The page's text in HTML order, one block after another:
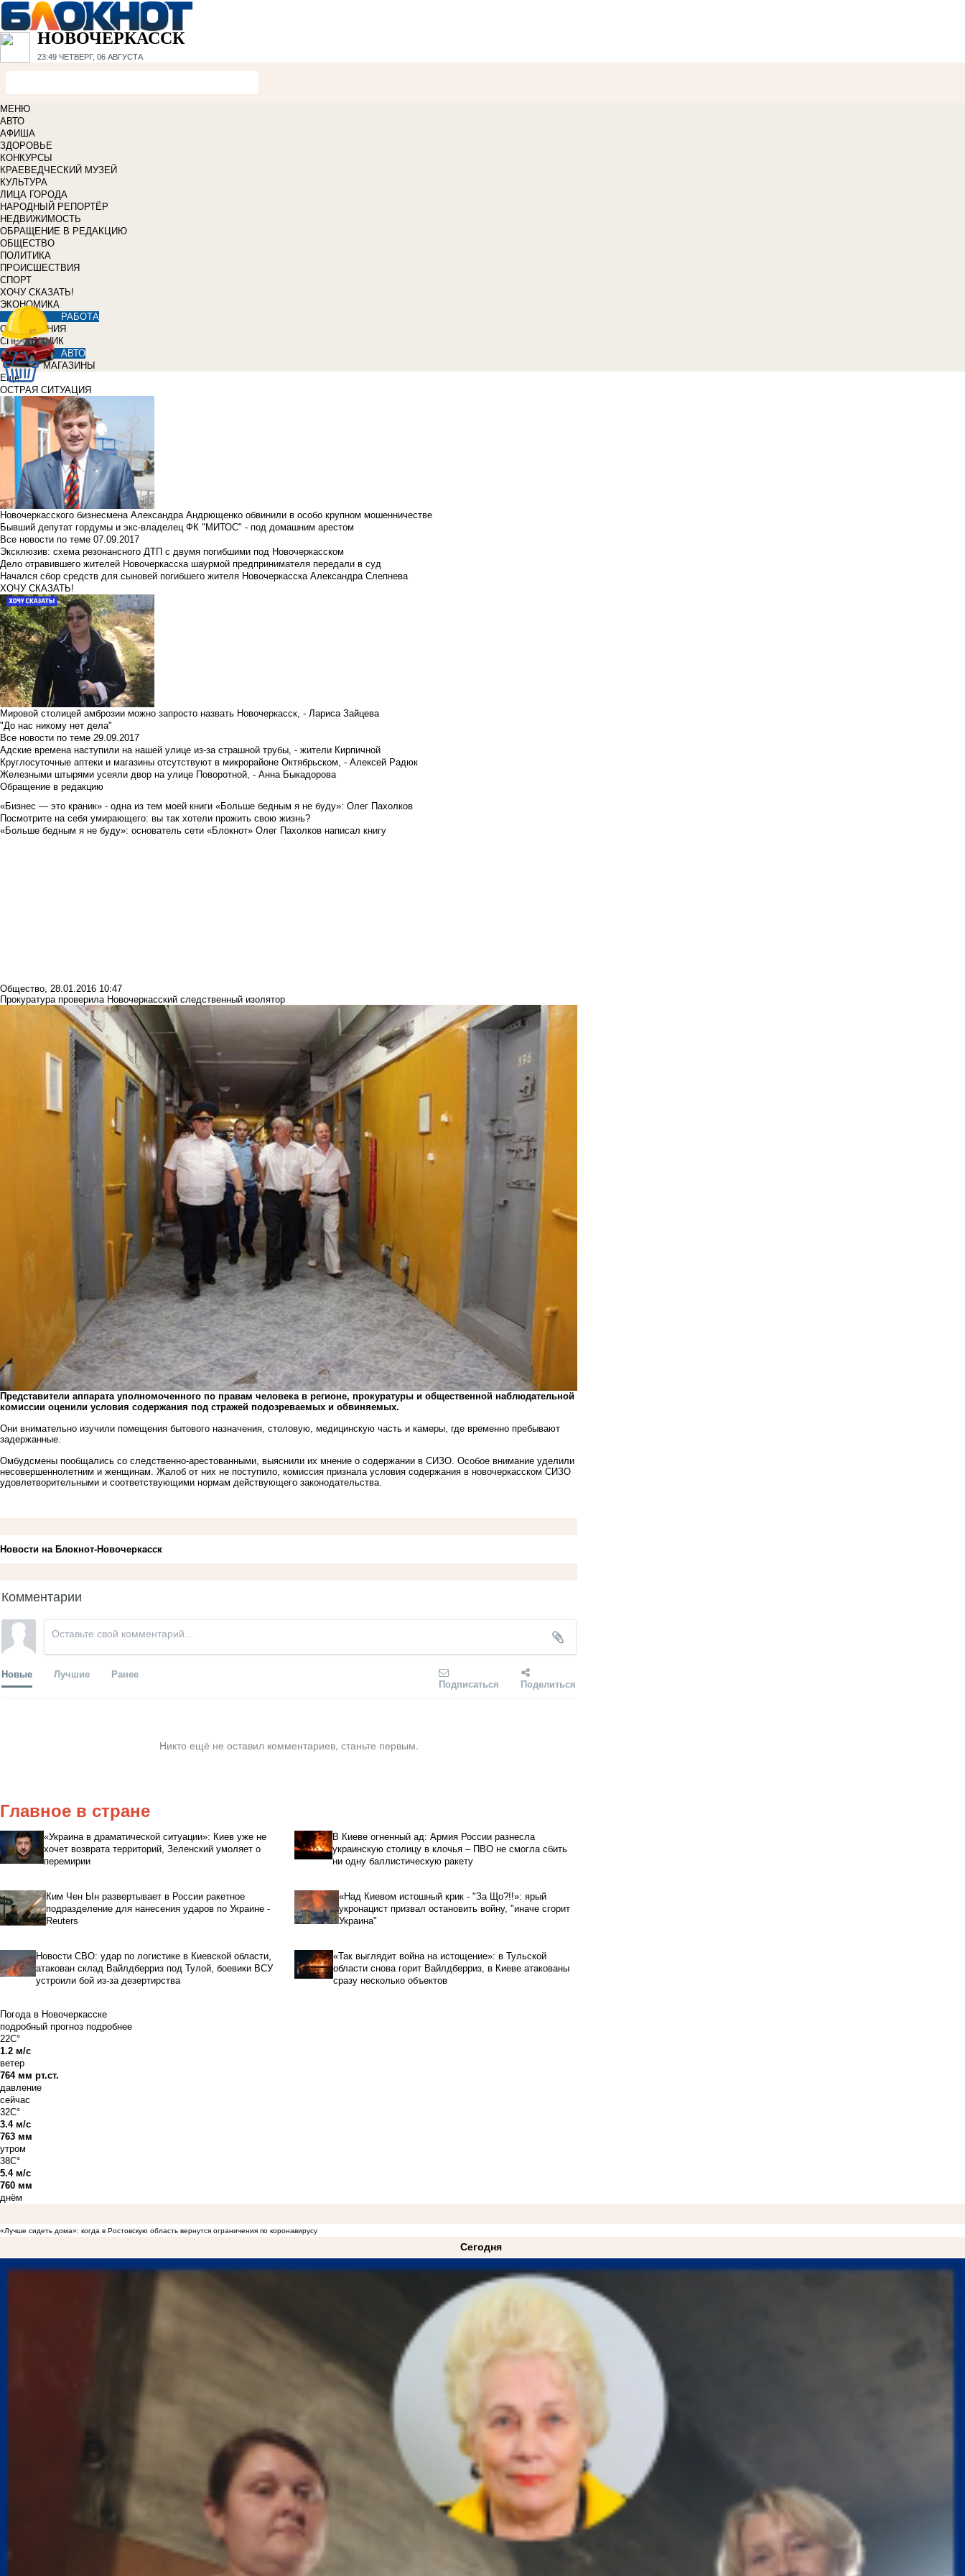
НОВОЧЕРКАССК
23:49 ЧЕТВЕРГ, 06 АВГУСТА
МЕНЮ
АВТО
АФИША
ЗДОРОВЬЕ
КОНКУРСЫ
КРАЕВЕДЧЕСКИЙ МУЗЕЙ
КУЛЬТУРА
ЛИЦА ГОРОДА
НАРОДНЫЙ РЕПОРТЁР
НЕДВИЖИМОСТЬ
ОБРАЩЕНИЕ В РЕДАКЦИЮ
ОБЩЕСТВО
ПОЛИТИКА
ПРОИСШЕСТВИЯ
СПОРТ
ХОЧУ СКАЗАТЬ!
ЭКОНОМИКА
РАБОТА
ОБЪЯВЛЕНИЯ
СПРАВОЧНИК
АВТО
МАГАЗИНЫ
Еще
ОСТРАЯ СИТУАЦИЯ
Новочеркасского бизнесмена Александра Андрющенко обвинили в особо крупном мошенничестве
Бывший депутат гордумы и экс-владелец ФК "МИТОС" - под домашним арестом
Все новости по теме 07.09.2017
Эксклюзив: схема резонансного ДТП с двумя погибшими под Новочеркасском
Дело отравившего жителей Новочеркасска шаурмой предпринимателя передали в суд
Начался сбор средств для сыновей погибшего жителя Новочеркасска Александра Слепнева
ХОЧУ СКАЗАТЬ!
Мировой столицей амброзии можно запросто назвать Новочеркасск, - Лариса Зайцева
"До нас никому нет дела"
Все новости по теме 29.09.2017
Адские времена наступили на нашей улице из-за страшной трубы, - жители Кирпичной
Круглосуточные аптеки и магазины отсутствуют в микрорайоне Октябрьском, - Алексей Радюк
Железными штырями усеяли двор на улице Поворотной, - Анна Быкадорова
Обращение в редакцию
«Бизнес — это краник» - одна из тем моей книги «Больше бедным я не буду»: Олег Пахолков
Посмотрите на себя умирающего: вы так хотели прожить свою жизнь?
«Больше бедным я не буду»: основатель сети «Блокнот» Олег Пахолков написал книгу
Общество, 28.01.2016 10:47
Прокуратура проверила Новочеркасский следственный изолятор
Представители аппарата уполномоченного по правам человека в регионе, прокуратуры и общественной наблюдательной
комиссии оценили условия содержания под стражей подозреваемых и обвиняемых.
Они внимательно изучили помещения бытового назначения, столовую, медицинскую часть и камеры, где временно пребывают
задержанные.
Омбудсмены пообщались со следственно-арестованными, выяснили их мнение о содержании в СИЗО. Особое внимание уделили
несовершеннолетним и женщинам. Жалоб от них не поступило, комиссия признала условия содержания в новочеркасском СИЗО
удовлетворительными и соответствующими нормам действующего законодательства.
Новости на Блoкнoт-Новочеркасск
Комментарии
Новые Лучшие Ранее
Подписаться Поделиться
Никто ещё не оставил комментариев, станьте первым.
Главное в стране
«Украина в драматической ситуации»: Киев уже не
хочет возврата территорий, Зеленский умоляет о
перемирии
В Киеве огненный ад: Армия России разнесла
украинскую столицу в клочья – ПВО не смогла сбить
ни одну баллистическую ракету
Ким Чен Ын развертывает в России ракетное
подразделение для нанесения ударов по Украине -
Reuters
«Над Киевом истошный крик - "За Що?!!»: ярый
укронацист призвал остановить войну, "иначе сгорит
Украина"
Новости СВО: удар по логистике в Киевской области,
атакован склад Вайлдберриз под Тулой, боевики ВСУ
устроили бой из-за дезертирства
«Так выглядит война на истощение»: в Тульской
области снова горит Вайлдберриз, в Киеве атакованы
сразу несколько объектов
Погода в Новочеркасске
подробный прогноз подробнее
22C°
1.2 м/с
ветер
764 мм рт.ст.
давление
сейчас
32C°
3.4 м/с
763 мм
утром
38C°
5.4 м/с
760 мм
днём
«Лучше сидеть дома»: когда в Ростовскую область вернутся ограничения по коронавирусу
Сегодня